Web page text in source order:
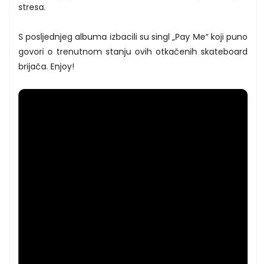
stresa.
S posljednjeg albuma izbacili su singl „Pay Me“ koji puno
govori o trenutnom stanju ovih otkačenih skateboard
brijača. Enjoy!